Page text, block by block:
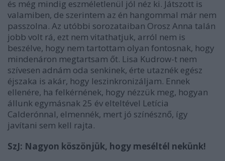
és még mindig eszméletlenül jól néz ki. Játszott is
valamiben, de szerintem az én hangommal már nem
passzolna. Az utóbbi sorozataiban Orosz Anna talán
jobb volt rá, ezt nem vitathatjuk, arról nem is
beszélve, hogy nem tartottam olyan fontosnak, hogy
mindenáron megtartsam őt. Lisa Kudrow-t nem
szívesen adnám oda senkinek, érte utaznék egész
éjszaka is akár, hogy leszinkronizáljam. Ennek
ellenére, ha felkérnének, hogy nézzük meg, hogyan
állunk egymásnak 25 év elteltével Letícia
Calderónnal, elmennék, mert jó színésznő, így
javítani sem kell rajta.
SzJ: Nagyon köszönjük, hogy meséltél nekünk!